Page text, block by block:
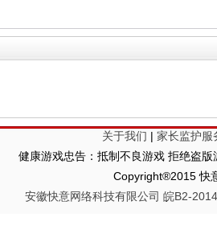
今日 9:00
关于我们 | 家长监护服
健康游戏忠告：抵制不良游戏 拒绝盗
Copyright®2015 快
安徽快意网络科技有限公司 皖B2-